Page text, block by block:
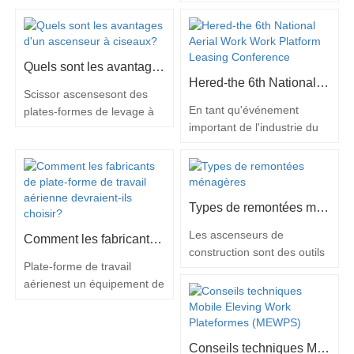
boom a une portée plus
élevée qu'une plate-
large gamme d'utilisations.
Sa…
mâts droits, sont des plates-
formes de travail aérienes
montées sur un boom
comme des télescopes et
peuvent être étendus à des
hauteurs difficiles à
moyens. Beaucoup de
gens…
Quels sont les avantages d'un ascenseur à ciseaux?
Scissor ascensesont des
plates-formes de levage à
lourds ou des travailleurs.
Ils tirent leur nom de la
conception des ciseaux du
support de portance, qui se
déroule lorsque l'ascenseur
lorsqu'il est abaissé.
Cette…
Hered-the 6th National Aerial Work Work Platform Leasing Conference
En tant qu'événement
important de l'industrie du
de travail aérien, la 6e
conférence nationale de
travail aérien a eu lieu à
Wuxi du 6 au 7 septembre.
Hered est arrivé comme
produits lourds, démontrant
les fortes…
Comment les fabricants de plate-forme de travail aérienne devraient-ils choisir?
Plate-forme de travail
aérienest un équipement de
Types de remontées ménagères
Les ascenseurs de
construction sont des outils
ascenseurs en flèche, les
ascenseurs de ciseaux, les
chariots élévateurs et
Conseils techniques Mobile Eleving Work Plateformes (MEWPS)